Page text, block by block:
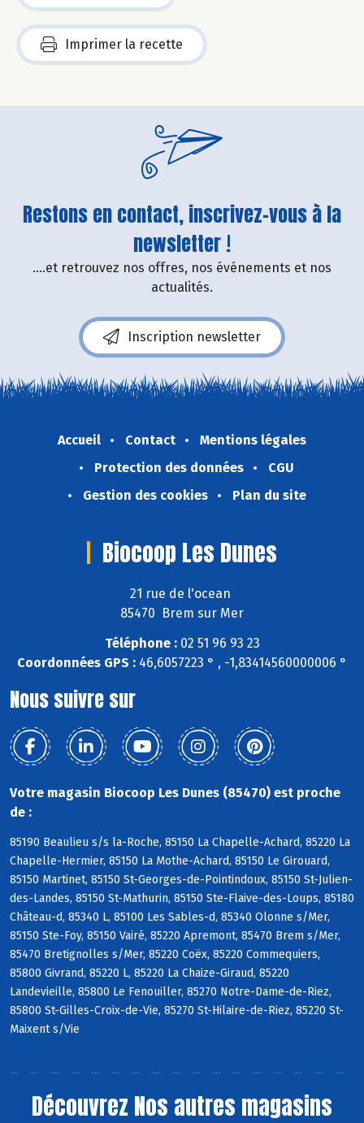
Imprimer la recette
Restons en contact, inscrivez-vous à la
newsletter !
....et retrouvez nos offres, nos événements et nos
actualités.
Inscription newsletter
Accueil Contact
Mentions légales
Protection des données
CGU
Gestion des cookies
Plan du site
Biocoop Les Dunes
21 rue de l'ocean
85470 Brem sur Mer
Téléphone :02 51 96 93 23
Coordonnées GPS : 46,6057223 ° , -1,83414560000006 °
Nous suivre sur
Votre magasin Biocoop Les Dunes (85470) est proche
de :
85190 Beaulieu s/s la-Roche, 85150 La Chapelle-Achard, 85220 La
Chapelle-Hermier, 85150 La Mothe-Achard, 85150 Le Girouard,
85150 Martinet, 85150 St-Georges-de-Pointindoux, 85150 St-Julien-
des-Landes, 85150 St-Mathurin, 85150 Ste-Flaive-des-Loups, 85180
Château-d, 85340 L, 85100 Les Sables-d, 85340 Olonne s/Mer,
85150 Ste-Foy, 85150 Vairé, 85220 Apremont, 85470 Brem s/Mer,
85470 Bretignolles s/Mer, 85220 Coëx, 85220 Commequiers,
85800 Givrand, 85220 L, 85220 La Chaize-Giraud, 85220
Landevieille, 85800 Le Fenouiller, 85270 Notre-Dame-de-Riez,
85800 St-Gilles-Croix-de-Vie, 85270 St-Hilaire-de-Riez, 85220 St-
Maixent s/Vie
Découvrez Nos autres magasins